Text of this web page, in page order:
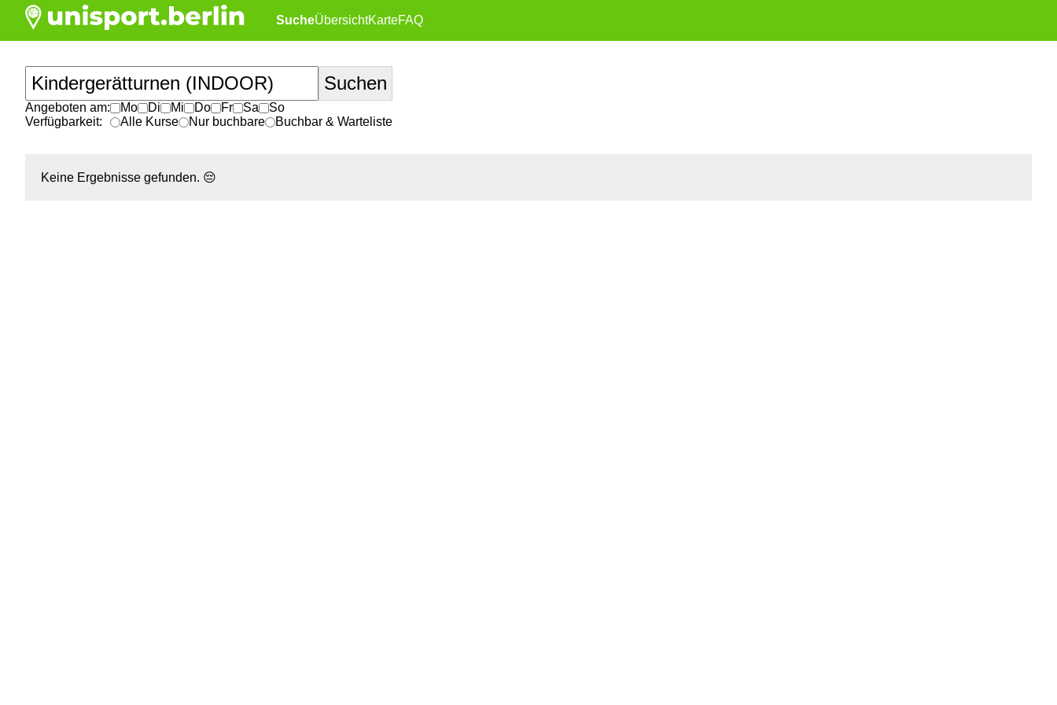
SucheÜbersichtKarteFAQ
Angeboten am: Mo Di Mi Do Fr Sa
So
Verfügbarkeit:
Alle Kurse Nur buchbare Buchbar & Warteliste
Keine Ergebnisse gefunden. 😔